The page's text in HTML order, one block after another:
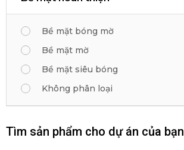
Bề mặt bóng mờ
Bề mặt mờ
Bề mặt siêu bóng
Không phân loại
Tìm sản phẩm cho dự án của bạn